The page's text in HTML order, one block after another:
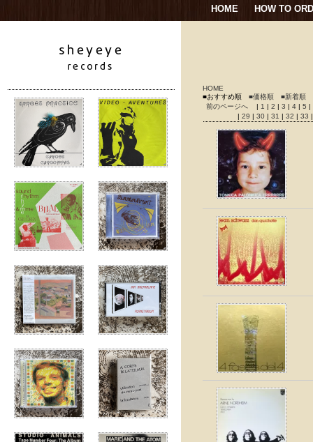
HOME HOW TO
HOME
■おすすめ順
■価格順
■新着順
前のページへ | 1 | 2 | 3 | 4 | 5 |
| 29 | 30 | 31 | 32 | 33